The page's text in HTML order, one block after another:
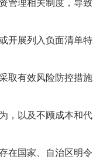
管理相关制度，导致
开展列入负面清单特
取有效风险防控措施
，以及不顾成本和代
在国家 自治区明令